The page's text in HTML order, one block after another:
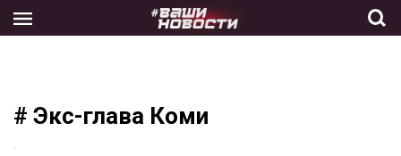
the
# Экс-глава Коми